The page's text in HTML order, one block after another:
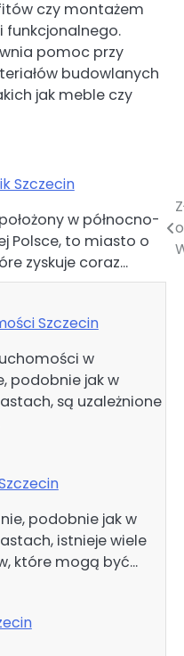
czy montażem
funkcjonalnego.
pomoc przy
budowlanych
jak meble czy
Szczecin
w północno-
Polsce, to miasto o
zyskuje coraz…
Szczecin
w
podobnie jak w
są uzależnione
podobnie jak w
istnieje wiele
które mogą być…